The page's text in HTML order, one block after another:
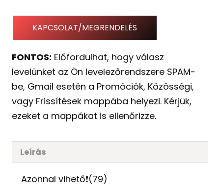
KAPCSOLAT/MEGRENDELÉS
FONTOS: Előfordulhat, hogy válasz
levelünket az Ön levelezőrendszere SPAM-
be, Gmail esetén a Promóciók, Közösségi,
vagy Frissítések mappába helyezi. Kérjük,
ezeket a mappákat is ellenőrizze.
Leírás
Azonnal vihető❗️(79)